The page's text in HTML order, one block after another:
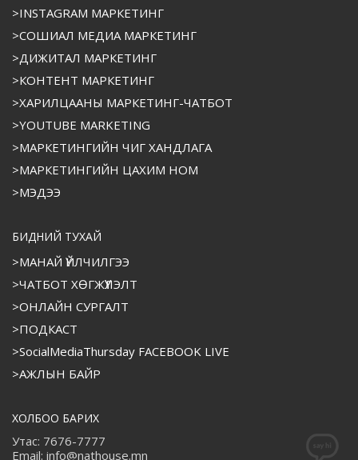
>INSTAGRAM МАРКЕТИНГ
>СОШИАЛ МЕДИА МАРКЕТИНГ
>ДИЖИТАЛ МАРКЕТИНГ
>КОНТЕНТ МАРКЕТИНГ
>ХАРИЛЦААНЫ МАРКЕТИНГ-ЧАТБОТ
>YOUTUBE MARKETING
>МАРКЕТИНГИЙН ЧИГ ХАНДЛАГА
>МАРКЕТИНГИЙН ЦАХИМ НОМ
>МЭДЭЭ
БИДНИЙ ТУХАЙ
>МАНАЙ ҮЙЛЧИЛГЭЭ
>ЧАТБОТ ХӨГЖҮҮЛЭЛТ
>ОНЛАЙН СУРГАЛТ
>ПОДКАСТ
>SocialMediaThursday FACEBOOK LIVE
>АЖЛЫН БАЙР
ХОЛБОО БАРИХ
Утас: 7676-7777
Email: info@nathouse.mn